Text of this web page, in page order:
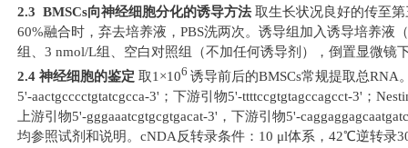
2.3 BMSCs向神经细胞分化的诱导方法 取生长状况良好的传至
60%融合时，弃去培养液， PBS洗两次。诱导组加入诱导培养液（
组、 3 nmol/L组、空白对照组（不加任何诱导剂），倒置显微镜
2.4 神经细胞的鉴定 取1×106 诱导前后的BMSCs常规提取总RNA
5'-aactgcccctgtatcgcca-3' ；下游引物5'-ttttccgtgtagccagcct-3' ；
上游引物5'-gggaaatcgtgcgtgacat-3' ，下游引物5'-
均参照试剂和说明。 cNDA反转录条件： 10 μl体系， 42℃逆转录